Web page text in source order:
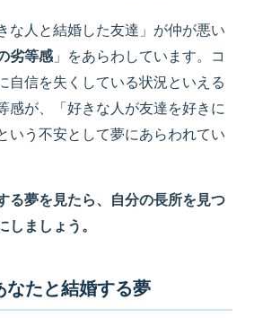
な人と結婚した友達」が仲が悪い
劣等感 」をあらわしています。コ
自信を失くしている状況といえる
感が、「好きな人が友達を好きに
いう不安として夢にあらわれてい
る夢を見たら、自分の長所を見つ
しましょう。
なたと結婚する夢